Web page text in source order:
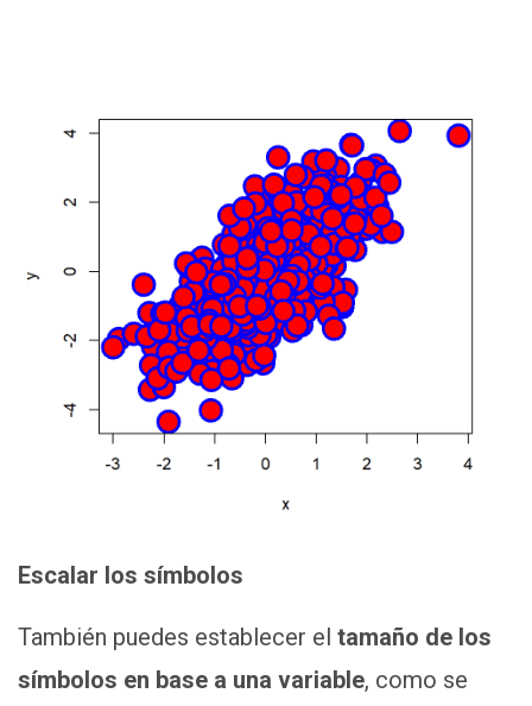
Escalar los símbolos
También puedes establecer el tamaño de los
símbolos en base a una variable, como se